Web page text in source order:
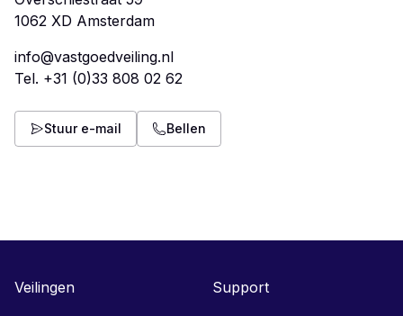
info@vastgoedveiling.nl
Tel. +31 (0)33 808 02 62
Stuur e-mail Bellen
Veilingen Support